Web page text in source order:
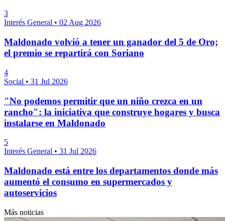
3
Interés General • 02 Aug 2026
Maldonado volvió a tener un ganador del 5 de Oro;
el premio se repartirá con Soriano
4
Social • 31 Jul 2026
"No podemos permitir que un niño crezca en un
rancho": la iniciativa que construye hogares y busca
instalarse en Maldonado
5
Interés General • 31 Jul 2026
Maldonado está entre los departamentos donde más
aumentó el consumo en supermercados y
autoservicios
Más noticias